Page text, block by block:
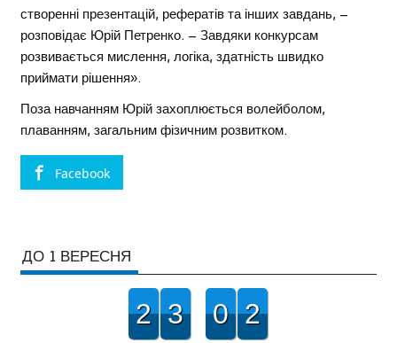
створенні презентацій, рефератів та інших завдань, –
розповідає Юрій Петренко. – Завдяки конкурсам
розвивається мислення, логіка, здатність швидко
приймати рішення».
Поза навчанням Юрій захоплюється волейболом,
плаванням, загальним фізичним розвитком.
Facebook
ДО 1 ВЕРЕСНЯ
2 3 0 2